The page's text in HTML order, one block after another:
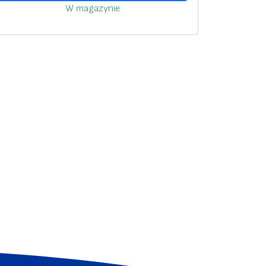
W magazynie